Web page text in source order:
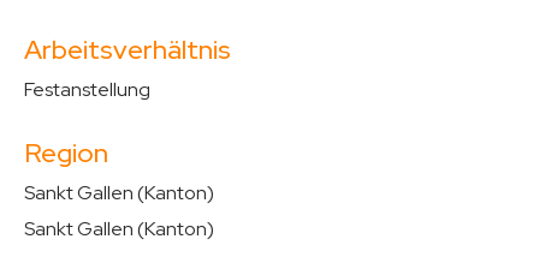
Arbeitsverhältnis
Festanstellung
Region
Sankt Gallen (Kanton)
Sankt Gallen (Kanton)